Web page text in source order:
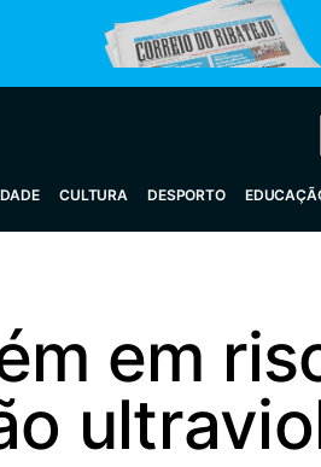
CULTURA DESPORTO
em